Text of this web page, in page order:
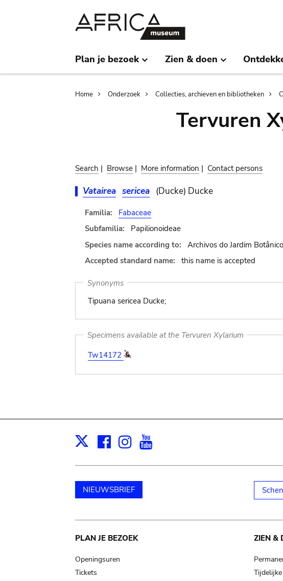
Plan je bezoek Zien & doen
Breadcrumb
Home Onderzoek Collecties, archieven en bibliotheken
Tervuren
Search | Browse | More information | Contact persons
Vatairea sericea (Ducke) Ducke
Familia:
Fabaceae
Subfamilia:
Papilionoideae
Species name according to:
Archivos do Jardim
Accepted standard name:
this name is accepted
Synonyms
Tipuana sericea Ducke;
Specimens available at the Tervuren Xylarium
Tw14172
X Facebook
Instagram
NIEUWSBRIEF
Main
navigation
PLAN JE BEZOEK
Openingsuren
Tickets
ZIEN &